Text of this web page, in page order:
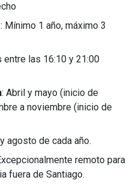
: Mínimo 1 año, máximo 3
entre las 16:10 y 21:00
: Abril y mayo (inicio de
a noviembre (inicio de
agosto de cada año.
remoto para
fuera de Santiago.